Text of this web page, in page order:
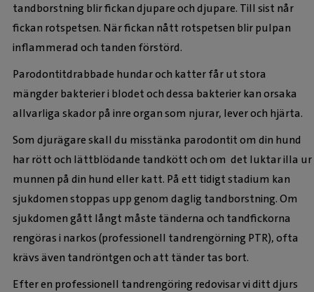
tandborstning blir fickan djupare och djupare. Till sist når
fickan rotspetsen. När fickan nått rotspetsen blir pulpan
inflammerad och tanden förstörd.
Parodontitdrabbade hundar och katter får ut stora
mängder bakterier i blodet och dessa bakterier kan orsaka
allvarliga skador på inre organ som njurar, lever och hjärta.
Som djurägare skall du misstänka parodontit om din hund
har rött och lättblödande tandkött och om det luktar illa ur
munnen på din hund eller katt. På ett tidigt stadium kan
sjukdomen stoppas upp genom daglig tandborstning. Om
sjukdomen gått långt måste tänderna och tandfickorna
rengöras i narkos (professionell tandrengörning PTR), ofta
krävs även tandröntgen och att tänder tas bort.
Efter en professionell tandrengöring redovisar vi ditt djurs